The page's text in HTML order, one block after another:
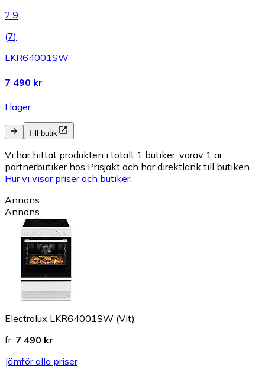
2.9
(7)
LKR64001SW
7 490 kr
I lager
Till butik
Vi har hittat produkten i totalt 1 butiker, varav 1 är
partnerbutiker hos Prisjakt och har direktlänk till butiken.
Hur vi visar priser och butiker.
Annons
Annons
Electrolux LKR64001SW (Vit)
fr. 7 490 kr
Jämför alla priser